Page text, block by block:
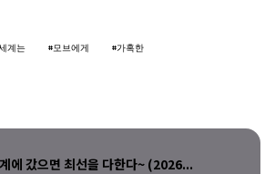
계는 #모브에게 #가혹한
에 갔으면 최선을 다한다~ (2026...